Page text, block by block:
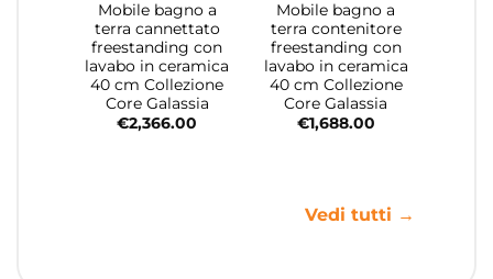
Mobile bagno a
terra cannettato
freestanding con
lavabo in ceramica
40 cm Collezione
Core Galassia
€2,366.00
Mobile bagno a
terra contenitore
freestanding con
lavabo in ceramica
40 cm Collezione
Core Galassia
€1,688.00
Vedi tutti →